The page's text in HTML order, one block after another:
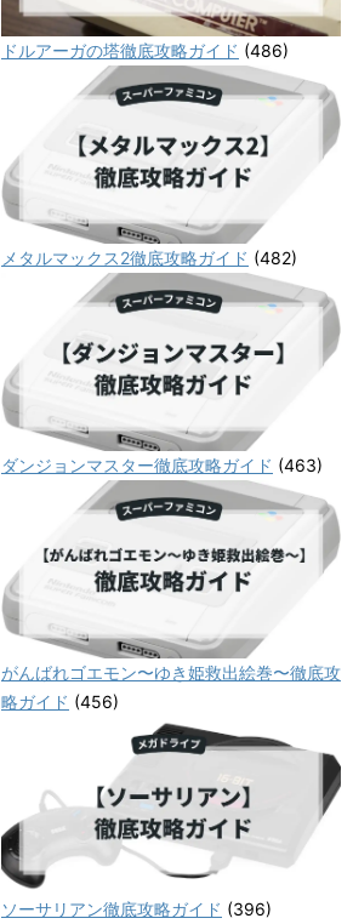
ドルアーガの塔徹底攻略ガイド (486)
メタルマックス2徹底攻略ガイド (482)
ダンジョンマスター徹底攻略ガイド (463)
がんばれゴエモン〜ゆき姫救出絵巻〜徹底攻
略ガイド (456)
ソーサリアン徹底攻略ガイド (396)